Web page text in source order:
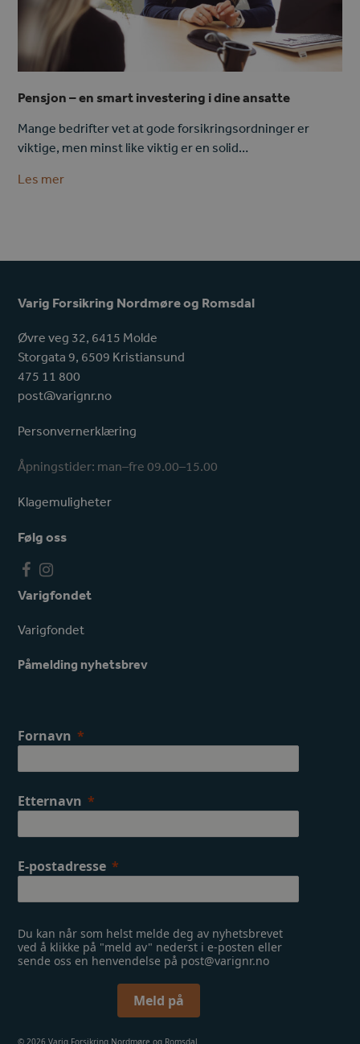
Pensjon – en smart investering i dine ansatte
Mange bedrifter vet at gode forsikringsordninger er
viktige, men minst like viktig er en solid…
Les mer
Varig Forsikring Nordmøre og Romsdal
Øvre veg 32, 6415 Molde
Storgata 9, 6509 Kristiansund
475 11 800
post@varignr.no
Personvernerklæring
Åpningstider: man–fre 09.00–15.00
Klagemuligheter
Følg oss
F
a
e
o
o
I
n
t
a
g
r
Varigfondet
Varigfondet
Påmelding nyhetsbrev
Fornavn
Etternavn
E-postadresse
Du kan når som helst melde deg av nyhetsbrevet
ved å klikke på "meld av" nederst i e-posten eller
sende oss en henvendelse på post@varignr.no
Meld på